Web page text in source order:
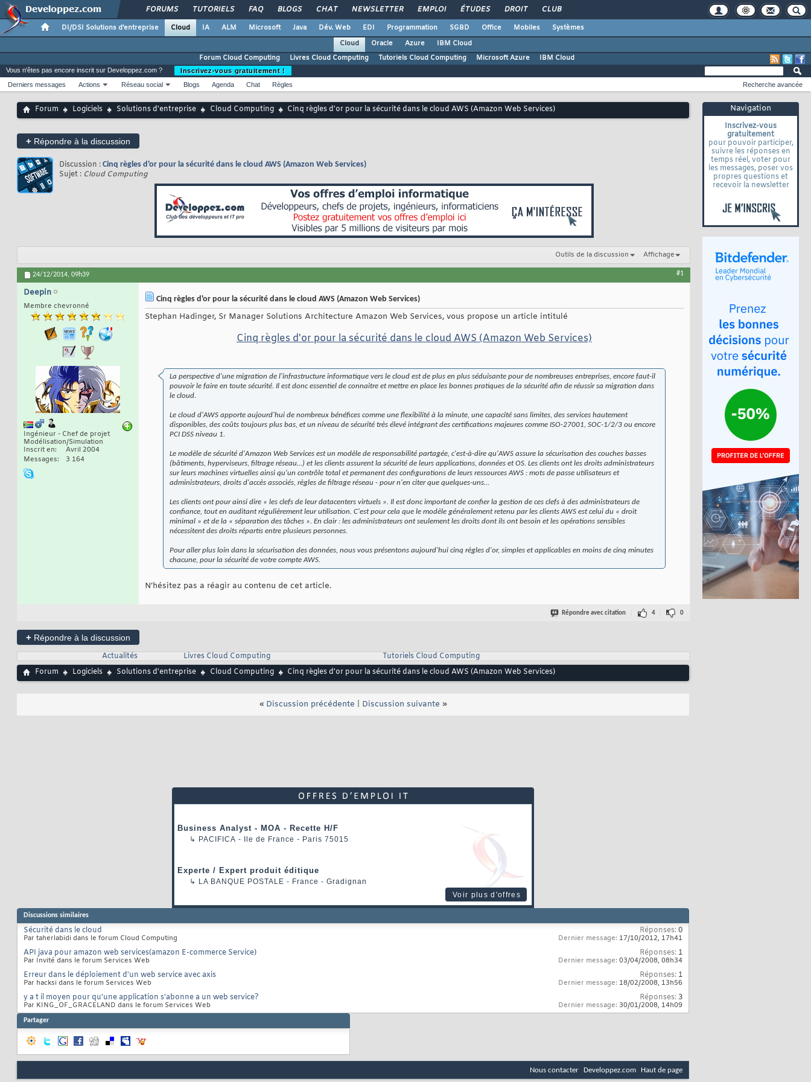
FORUMS TUTORIELS FAQ BLOGS CHAT NEWSLETTER EMPLOI ÉTUDES DROIT CLUB
DI/DSI Solutions d'entreprise Cloud IA ALM Microsoft Java Dév. Web EDI Programmation SGBD Office Mobiles
Systèmes
Cloud
Oracle Azure
IBM Cloud
Forum Cloud Computing
Livres Cloud Computing Tutoriels Cloud Computing Microsoft Azure IBM Cloud
Navigation
Inscrivez-vous
gratuitement
pour pouvoir participer,
suivre les réponses en
temps réel, voter pour
les messages, poser vos
propres questions et
recevoir la newsletter
Vous n'êtes pas encore inscrit sur Developpez.com ?
Inscrivez-vous gratuitement !
Derniers messages
Actions Réseau social Blogs Agenda Chat Règles Recherche avancée
Forum Logiciels Solutions d'entreprise Cloud Computing Cinq règles d'or pour la sécurité dans le cloud AWS (Amazon Web Services)
+ Répondre à la discussion
Discussion : Cinq règles d'or pour la sécurité dans le cloud AWS (Amazon Web Services)
Sujet : Cloud Computing
Outils de la discussion Affichage
24/12/2014, 09h39 #1
Deepin
Membre chevronné
Ingénieur - Chef de projet
Modélisation/Simulation
Inscrit en
Avril 2004
Messages
3 164
Cinq règles d'or pour la sécurité dans le cloud AWS (Amazon Web Services)
Stephan Hadinger, Sr Manager Solutions Architecture Amazon Web Services, vous propose un article intitulé
Cinq règles d'or pour la sécurité dans le cloud AWS (Amazon Web Services)
La perspective d'une migration de l'infrastructure informatique vers le cloud est de plus en plus séduisante pour de nombreuses entreprises, encore faut-il
pouvoir le faire en toute sécurité. Il est donc essentiel de connaitre et mettre en place les bonnes pratiques de la sécurité afin de réussir sa migration dans
le cloud.
Le cloud d'AWS apporte aujourd'hui de nombreux bénéfices comme une flexibilité à la minute, une capacité sans limites, des services hautement
disponibles, des coûts toujours plus bas, et un niveau de sécurité très élevé intégrant des certifications majeures comme ISO-27001, SOC-1/2/3 ou encore
PCI DSS niveau 1.
Le modèle de sécurité d'Amazon Web Services est un modèle de responsabilité partagée, c'est-à-dire qu'AWS assure la sécurisation des couches basses
(bâtiments, hyperviseurs, filtrage réseau…) et les clients assurent la sécurité de leurs applications, données et OS. Les clients ont les droits administrateurs
sur leurs machines virtuelles ainsi qu'un contrôle total et permanent des configurations de leurs ressources AWS : mots de passe utilisateurs et
administrateurs, droits d'accès associés, règles de filtrage réseau - pour n'en citer que quelques-uns…
Les clients ont pour ainsi dire « les clefs de leur datacenters virtuels ». Il est donc important de confier la gestion de ces clefs à des administrateurs de
confiance, tout en auditant régulièrement leur utilisation. C'est pour cela que le modèle généralement retenu par les clients AWS est celui du « droit
minimal » et de la « séparation des tâches ». En clair : les administrateurs ont seulement les droits dont ils ont besoin et les opérations sensibles
nécessitent des droits répartis entre plusieurs personnes.
Pour aller plus loin dans la sécurisation des données, nous vous présentons aujourd'hui cinq règles d'or, simples et applicables en moins de cinq minutes
chacune, pour la sécurité de votre compte AWS.
N’hésitez pas a réagir au contenu de cet article.
Répondre avec citation 4 0
+ Répondre à la discussion
Actualités
Livres Cloud Computing
Tutoriels Cloud Computing
Forum
Logiciels Solutions d'entreprise Cloud Computing Cinq règles d'or pour la sécurité dans le cloud AWS (Amazon Web Services)
« Discussion précédente Discussion suivante »
Business Analyst - MOA - Recette H/F
↳ PACIFICA - Ile de France - Paris 75015
Experte / Expert produit éditique
↳ LA BANQUE POSTALE - France - Gradignan
Voir plus d'offres
Discussions similaires
Sécurité dans le cloud
Par taherlabidi dans le forum Cloud Computing
Réponses:0
Dernier message: 17/10/2012, 17h41
API java pour amazon web services(amazon E-commerce Service)
Par Invité dans le forum Services Web
Réponses: 1
Dernier message: 03/04/2008, 08h34
Erreur dans le déploiement d'un web service avec axis
Par hacksi dans le forum Services Web
Réponses: 1
Dernier message: 18/02/2008, 13h56
y a t il moyen pour qu'une application s'abonne a un web service?
Par KING_OF_GRACELAND dans le forum Services Web
Réponses: 3
Dernier message: 30/01/2008, 14h09
Partager
Nous contacter Developpez.com Haut de page